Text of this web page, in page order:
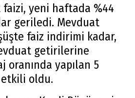
yeni haftada %44
geriledi. Mevduat
faiz indirimi kadar,
getirilerine
oranında yapılan 5
etkili oldu.